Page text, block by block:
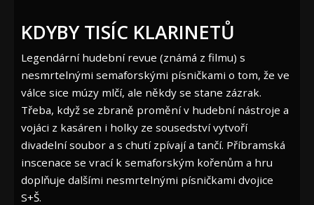
KDYBY TISÍC KLARINETŮ
Legendární hudební revue (známá z filmu) s
nesmrtelnými semaforskými písničkami o tom, že ve
válce sice múzy mlčí, ale někdy se stane zázrak.
Třeba, když se zbraně promění v hudební nástroje a
vojáci z kasáren i holky ze sousedství vytvoří
divadelní soubor a s chutí zpívají a tančí. Příbramská
inscenace se vrací k semaforským kořenům a hru
doplňuje dalšími nesmrtelnými písničkami dvojice
S+Š.